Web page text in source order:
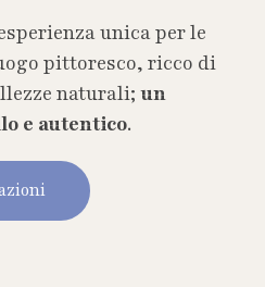
unica per le
pittoresco, ricco di
naturali; un
e autentico.